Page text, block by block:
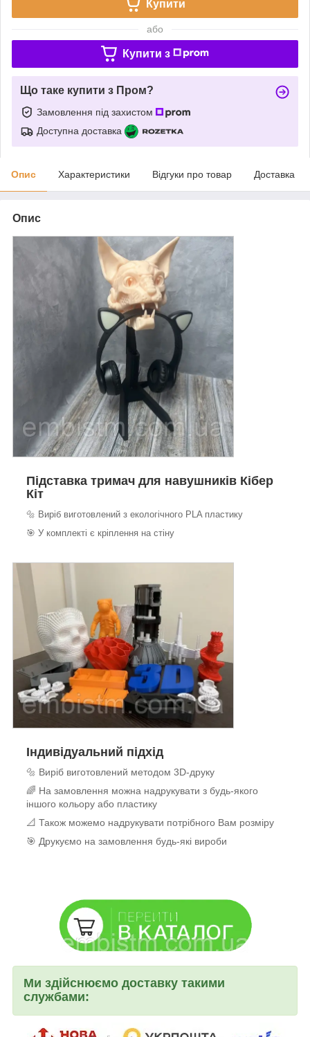
Купити
або
Купити з
Що таке купити з Пром?
Замовлення під захистом
Доступна доставка
Опис Характеристики Відгуки про товар Доставка
Опис
Підставка тримач для навушників Кібер
Кіт
🔩 Виріб виготовлений з екологічного PLA пластику
🎯 У комплекті є кріплення на стіну
Індивідуальний підхід
🔩 Виріб виготовлений методом 3D-друку
🌈 На замовлення можна надрукувати з будь-якого
іншого кольору або пластику
📐 Також можемо надрукувати потрібного Вам розміру
🎯 Друкуємо на замовлення будь-які вироби
Ми здійснюємо доставку такими
службами: